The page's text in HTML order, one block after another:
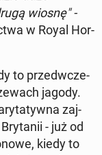
wiosnę" -
w Royal Hor­
to przed­wcze­
jagody.
zaj­
- już od
kiedy to